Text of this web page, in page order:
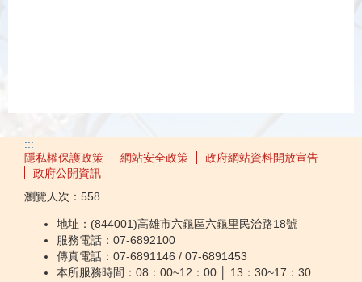
:::
隱私權保護政策
網站安全政策
政府網站資料開放宣告
政府公開資訊
瀏覽人次： 558
地址：(844001)高雄市六龜區六龜里民治路18號
服務電話：07-6892100
傳真電話：07-6891146 / 07-6891453
本所服務時間：08：00~12：00 │ 13：30~17：30